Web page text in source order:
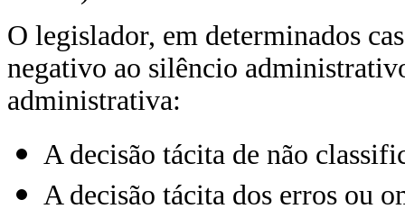
O legislador, em determinados
negativo ao silêncio
administrativa:
A decisão tácita de não
A decisão tácita dos erros ou